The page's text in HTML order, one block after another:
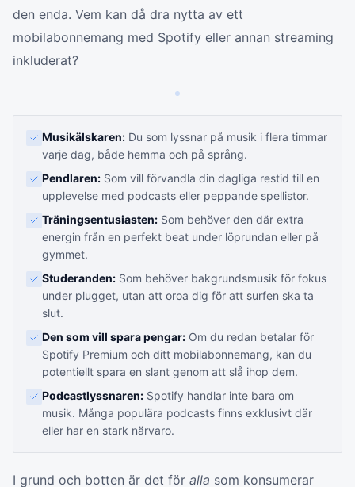
den enda. Vem kan då dra nytta av ett
mobilabonnemang med Spotify eller annan streaming
inkluderat?
Musikälskaren: Du som lyssnar på musik i flera timmar
varje dag, både hemma och på språng.
Pendlaren: Som vill förvandla din dagliga restid till en
upplevelse med podcasts eller peppande spellistor.
Träningsentusiasten: Som behöver den där extra
energin från en perfekt beat under löprundan eller på
gymmet.
Studeranden: Som behöver bakgrundsmusik för fokus
under plugget, utan att oroa dig för att surfen ska ta
slut.
Den som vill spara pengar: Om du redan betalar för
Spotify Premium och ditt mobilabonnemang, kan du
potentiellt spara en slant genom att slå ihop dem.
Podcastlyssnaren: Spotify handlar inte bara om
musik. Många populära podcasts finns exklusivt där
eller har en stark närvaro.
I grund och botten är det för alla som konsumerar